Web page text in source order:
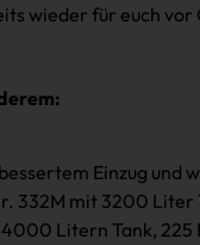
wieder für euch vor
Einzug und
mit 3200 Liter
Litern Tank, 225